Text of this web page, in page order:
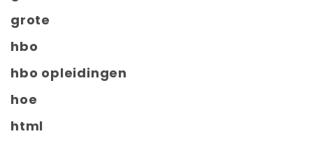
grote
hbo
hbo opleidingen
hoe
html